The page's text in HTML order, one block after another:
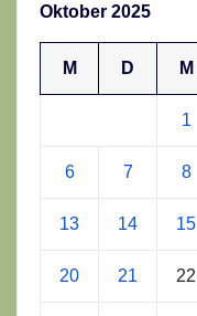
Oktober 2025
M D M
1
6 7 8
13 14 15
20 21 22